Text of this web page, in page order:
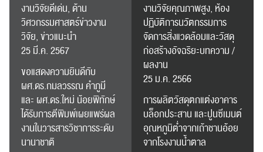
งานวิจัยดีเด่น, ด้าน
วิศวกรรมศาสตร์ข่าวงาน
วิจัย, ข่าวแนะนำ
25 มี.ค. 2567
ขอแสดงความยินดีกับ
ผศ.ดร.กมลวรรณ คำภูมี
และ ผศ.ดร.ใหม่ น้อยพิทักษ์
ได้รับการตีพิมพ์เผยแพร่ผล
งานในวารสารวิชาการระดับ
นานาชาติ
งานวิจัยคุณภาพสูง, ห้อง
ปฏิบัติการนวัตกรรมการ
จัดการสิ่งแวดล้อมและวัสดุ
ก่อสร้างอัจฉริยะบทความ /
ผลงาน
25 ม.ค. 2566
การผลิตวัสดุตกแต่งอาคาร
บล็อกประสาน และปูนซีเมนต์
อุณหภูมิต่ำจากเถ้าชานอ้อย
จากโรงงานน้ำตาล